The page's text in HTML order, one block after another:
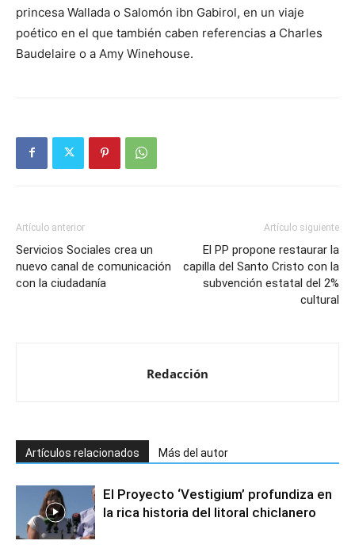
princesa Wallada o Salomón ibn Gabirol, en un viaje
poético en el que también caben referencias a Charles
Baudelaire o a Amy Winehouse.
Artículo anterior
Servicios Sociales crea un
nuevo canal de comunicación
con la ciudadanía
Artículo siguiente
El PP propone restaurar la
capilla del Santo Cristo con la
subvención estatal del 2%
cultural
Redacción
Artículos relacionados Más del autor
El Proyecto ‘Vestigium’ profundiza en
la rica historia del litoral chiclanero